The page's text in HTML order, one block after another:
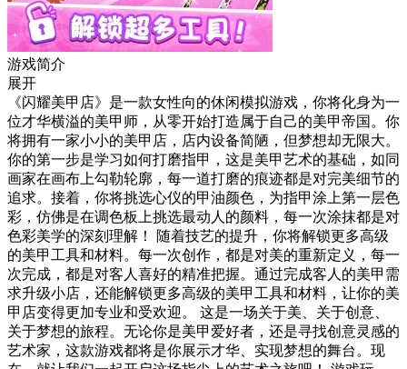
游戏简介
展开
《闪耀美甲店》是一款女性向的休闲模拟游戏，你将化身为一
位才华横溢的美甲师，从零开始打造属于自己的美甲帝国。你
将拥有一家小小的美甲店，店内设备简陋，但梦想却无限大。
你的第一步是学习如何打磨指甲，这是美甲艺术的基础，如同
画家在画布上勾勒轮廓，每一道打磨的痕迹都是对完美细节的
追求。接着，你将挑选心仪的甲油颜色，为指甲涂上第一层色
彩，仿佛是在调色板上挑选最动人的颜料，每一次涂抹都是对
色彩美学的深刻理解！ 随着技艺的提升，你将解锁更多高级
的美甲工具和材料。每一次创作，都是对美的重新定义，每一
次完成，都是对客人喜好的精准把握。通过完成客人的美甲需
求升级小店，还能解锁更多高级的美甲工具和材料，让你的美
甲店变得更加专业和受欢迎。 这是一场关于美、关于创意、
关于梦想的旅程。无论你是美甲爱好者，还是寻找创意灵感的
艺术家，这款游戏都将是你展示才华、实现梦想的舞台。现